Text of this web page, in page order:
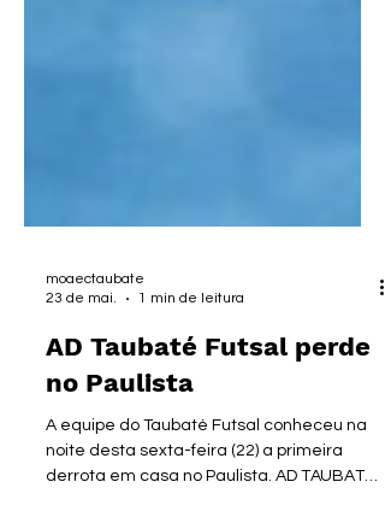
23 de mai.
1 min de leitura
AD Taubaté Futsal perde
no Paulista
A equipe do Taubaté Futsal conheceu na